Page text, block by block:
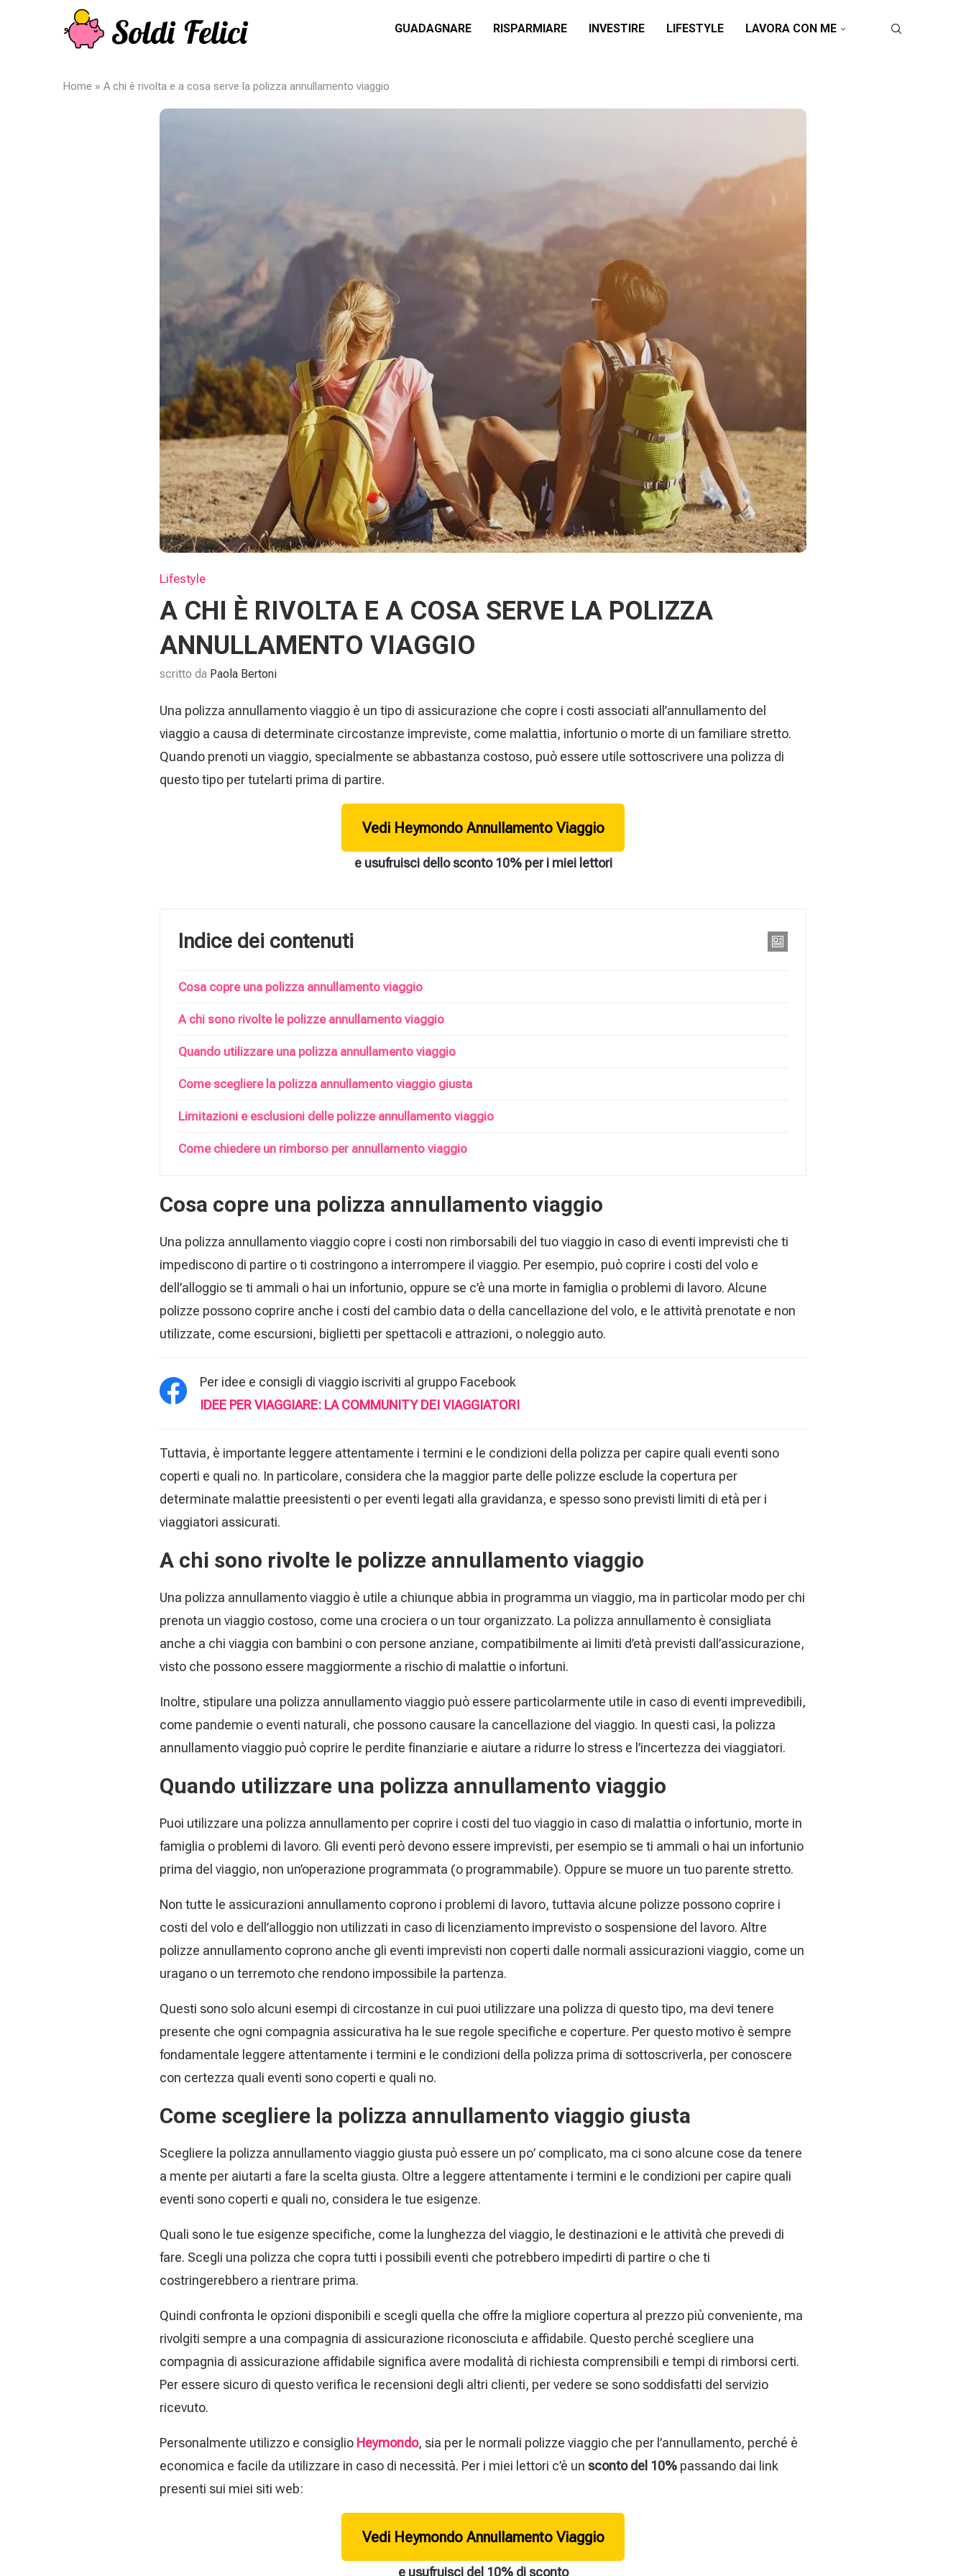
GUADAGNARE RISPARMIARE INVESTIRE LIFESTYLE LAVORA CON ME
Home » A chi è rivolta e a cosa serve la polizza annullamento viaggio
Lifestyle
A CHI È RIVOLTA E A COSA SERVE LA POLIZZA
ANNULLAMENTO VIAGGIO
scritto da Paola Bertoni
Una polizza annullamento viaggio è un tipo di assicurazione che copre i costi associati all’annullamento del
viaggio a causa di determinate circostanze impreviste, come malattia, infortunio o morte di un familiare stretto.
Quando prenoti un viaggio, specialmente se abbastanza costoso, può essere utile sottoscrivere una polizza di
questo tipo per tutelarti prima di partire.
Vedi Heymondo Annullamento Viaggio
e usufruisci dello sconto 10% per i miei lettori
Indice dei contenuti
Cosa copre una polizza annullamento viaggio
A chi sono rivolte le polizze annullamento viaggio
Quando utilizzare una polizza annullamento viaggio
Come scegliere la polizza annullamento viaggio giusta
Limitazioni e esclusioni delle polizze annullamento viaggio
Come chiedere un rimborso per annullamento viaggio
Cosa copre una polizza annullamento viaggio
Una polizza annullamento viaggio copre i costi non rimborsabili del tuo viaggio in caso di eventi imprevisti che ti
impediscono di partire o ti costringono a interrompere il viaggio. Per esempio, può coprire i costi del volo e
dell’alloggio se ti ammali o hai un infortunio, oppure se c’è una morte in famiglia o problemi di lavoro. Alcune
polizze possono coprire anche i costi del cambio data o della cancellazione del volo, e le attività prenotate e non
utilizzate, come escursioni, biglietti per spettacoli e attrazioni, o noleggio auto.
Per idee e consigli di viaggio iscriviti al gruppo Facebook
IDEE PER VIAGGIARE: LA COMMUNITY DEI VIAGGIATORI
Tuttavia, è importante leggere attentamente i termini e le condizioni della polizza per capire quali eventi sono
coperti e quali no. In particolare, considera che la maggior parte delle polizze esclude la copertura per
determinate malattie preesistenti o per eventi legati alla gravidanza, e spesso sono previsti limiti di età per i
viaggiatori assicurati.
A chi sono rivolte le polizze annullamento viaggio
Una polizza annullamento viaggio è utile a chiunque abbia in programma un viaggio, ma in particolar modo per chi
prenota un viaggio costoso, come una crociera o un tour organizzato. La polizza annullamento è consigliata
anche a chi viaggia con bambini o con persone anziane, compatibilmente ai limiti d’età previsti dall’assicurazione,
visto che possono essere maggiormente a rischio di malattie o infortuni.
Inoltre, stipulare una polizza annullamento viaggio può essere particolarmente utile in caso di eventi imprevedibili,
come pandemie o eventi naturali, che possono causare la cancellazione del viaggio. In questi casi, la polizza
annullamento viaggio può coprire le perdite finanziarie e aiutare a ridurre lo stress e l’incertezza dei viaggiatori.
Quando utilizzare una polizza annullamento viaggio
Puoi utilizzare una polizza annullamento per coprire i costi del tuo viaggio in caso di malattia o infortunio, morte in
famiglia o problemi di lavoro. Gli eventi però devono essere imprevisti, per esempio se ti ammali o hai un infortunio
prima del viaggio, non un’operazione programmata (o programmabile). Oppure se muore un tuo parente stretto.
Non tutte le assicurazioni annullamento coprono i problemi di lavoro, tuttavia alcune polizze possono coprire i
costi del volo e dell’alloggio non utilizzati in caso di licenziamento imprevisto o sospensione del lavoro. Altre
polizze annullamento coprono anche gli eventi imprevisti non coperti dalle normali assicurazioni viaggio, come un
uragano o un terremoto che rendono impossibile la partenza.
Questi sono solo alcuni esempi di circostanze in cui puoi utilizzare una polizza di questo tipo, ma devi tenere
presente che ogni compagnia assicurativa ha le sue regole specifiche e coperture. Per questo motivo è sempre
fondamentale leggere attentamente i termini e le condizioni della polizza prima di sottoscriverla, per conoscere
con certezza quali eventi sono coperti e quali no.
Come scegliere la polizza annullamento viaggio giusta
Scegliere la polizza annullamento viaggio giusta può essere un po’ complicato, ma ci sono alcune cose da tenere
a mente per aiutarti a fare la scelta giusta. Oltre a leggere attentamente i termini e le condizioni per capire quali
eventi sono coperti e quali no, considera le tue esigenze.
Quali sono le tue esigenze specifiche, come la lunghezza del viaggio, le destinazioni e le attività che prevedi di
fare. Scegli una polizza che copra tutti i possibili eventi che potrebbero impedirti di partire o che ti
costringerebbero a rientrare prima.
Quindi confronta le opzioni disponibili e scegli quella che offre la migliore copertura al prezzo più conveniente, ma
rivolgiti sempre a una compagnia di assicurazione riconosciuta e affidabile. Questo perché scegliere una
compagnia di assicurazione affidabile significa avere modalità di richiesta comprensibili e tempi di rimborsi certi.
Per essere sicuro di questo verifica le recensioni degli altri clienti, per vedere se sono soddisfatti del servizio
ricevuto.
Personalmente utilizzo e consiglio Heymondo, sia per le normali polizze viaggio che per l’annullamento, perché è
economica e facile da utilizzare in caso di necessità. Per i miei lettori c’è un sconto del 10% passando dai link
presenti sui miei siti web:
Vedi Heymondo Annullamento Viaggio
e usufruisci del 10% di sconto